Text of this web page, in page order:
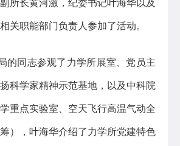
所长黄河激，纪委书记叶海华以及
关职能部门负责人参加了活动。
的同志参观了力学所展室、党员主
科学家精神示范基地，以及中科院
重点实验室、空天飞行高温气动全
），叶海华介绍了力学所党建特色